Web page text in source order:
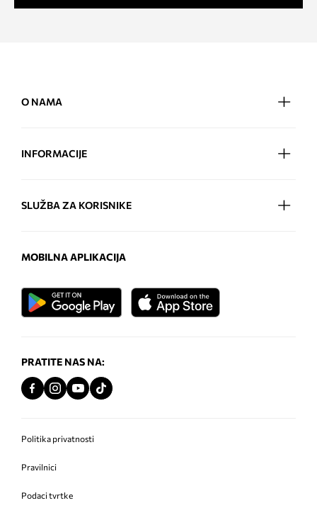
O NAMA
INFORMACIJE
SLUŽBA ZA KORISNIKE
MOBILNA APLIKACIJA
PRATITE NAS NA:
Politika privatnosti
Pravilnici
Podaci tvrtke